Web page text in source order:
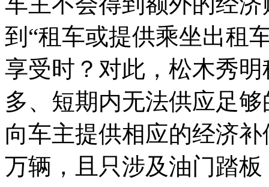
到“租车或提供乘坐出租
享受时？对此，松木秀
多、短期内无法供应足
向车主提供相应的经济
万辆，且只涉及油门踏